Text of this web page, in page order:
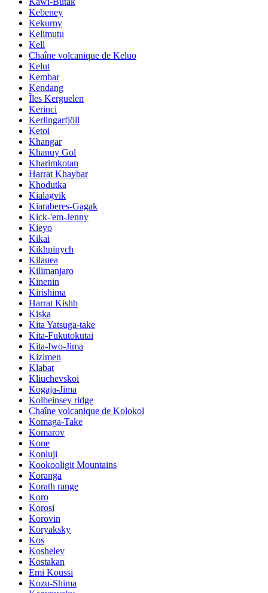
Kebeney
Kekurny
Kelimutu
Kell
Chaîne volcanique de Keluo
Kelut
Kembar
Kendang
Îles Kerguelen
Kerinci
Kerlingarfjöll
Ketoi
Khangar
Khanuy Gol
Kharimkotan
Harrat Khaybar
Khodutka
Kialagvik
Kiaraberes-Gagak
Kick-'em-Jenny
Kieyo
Kikai
Kikhpinych
Kilauea
Kilimanjaro
Kinenin
Kirishima
Harrat Kishb
Kiska
Kita Yatsuga-take
Kita-Fukutokutai
Kita-Iwo-Jima
Kizimen
Klabat
Kliuchevskoi
Kogaja-Jima
Kolbeinsey ridge
Chaîne volcanique de Kolokol
Komaga-Take
Komarov
Kone
Koniuji
Kookooligit Mountains
Koranga
Korath range
Koro
Korosi
Korovin
Koryaksky
Kos
Koshelev
Kostakan
Emi Koussi
Kozu-Shima